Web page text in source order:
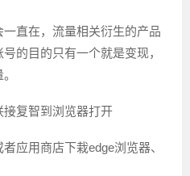
直在，流量相关衍生的产品
的目的只有一个就是变现，
复智到浏览器打开
应用商店下栽edge浏览器、